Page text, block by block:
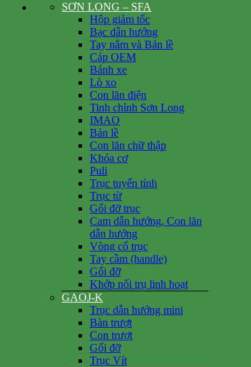
SƠN LONG – SFA
Hộp giảm tốc
Bạc dẫn hướng
Tay nắm và Bản lề
Cáp OEM
Bánh xe
Lò xo
Con lăn điện
Tinh chỉnh Sơn Long
IMAO
Bản lề
Con lăn chữ thập
Khóa cơ
Puli
Trục tuyến tính
Trục từ
Gối đỡ trục
Cam dẫn hướng, Con lăn
dẫn hướng
Vòng cổ trục
Tay cầm (handle)
Gối đỡ
Khớp nối trụ linh hoạt
GAOJ-K
Trục dẫn hướng mini
Bàn trượt
Con trượt
Gối đỡ
Trục Vít